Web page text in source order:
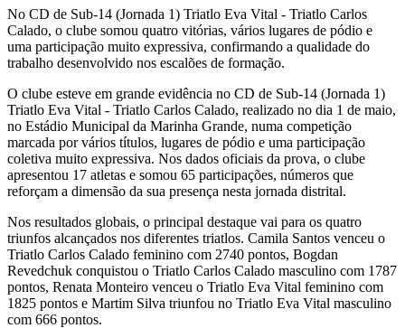
No CD de Sub-14 (Jornada 1) Triatlo Eva Vital - Triatlo Carlos
Calado, o clube somou quatro vitórias, vários lugares de pódio e
uma participação muito expressiva, confirmando a qualidade do
trabalho desenvolvido nos escalões de formação.
O clube esteve em grande evidência no CD de Sub-14 (Jornada 1)
Triatlo Eva Vital - Triatlo Carlos Calado, realizado no dia 1 de maio,
no Estádio Municipal da Marinha Grande, numa competição
marcada por vários títulos, lugares de pódio e uma participação
coletiva muito expressiva. Nos dados oficiais da prova, o clube
apresentou 17 atletas e somou 65 participações, números que
reforçam a dimensão da sua presença nesta jornada distrital.
Nos resultados globais, o principal destaque vai para os quatro
triunfos alcançados nos diferentes triatlos. Camila Santos venceu o
Triatlo Carlos Calado feminino com 2740 pontos, Bogdan
Revedchuk conquistou o Triatlo Carlos Calado masculino com 1787
pontos, Renata Monteiro venceu o Triatlo Eva Vital feminino com
1825 pontos e Martim Silva triunfou no Triatlo Eva Vital masculino
com 666 pontos.